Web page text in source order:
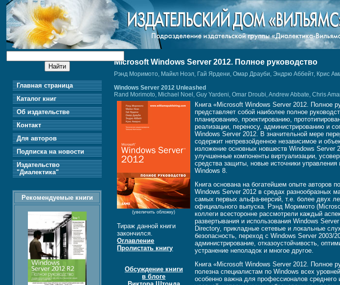
Microsoft Windows Server 2012. Полное руководство
Рэнд Моримото, Майкл Ноэл, Гай Ярдени, Омар Драуби, Эндрю Аббейт, Крис
Windows Server 2012 Unleashed
Rand Morimoto, Michael Noel, Guy Yardeni, Omar Droubi, Andrew Abbate, Chris
(увеличить обложку)
Тираж данной книги
закончился.
Оглавление
Пролистать книгу
Обсуждение книги
в блоге
Книга «Microsoft Windows Server 2012. Полное
представляет собой наиболее полное
планированию, проектированию,
реализации, переносу, администрированию и
Windows Server 2012. В значительной мере
содержит непревзойденное независимое и
изложение основных новшеств Windows Server
улучшенные компоненты виртуализации,
средства защиты, новые источники управления
Windows 8.
Книга основана на богатейшем опыте авторов
Windows Server 2012 в средах разнообразных
самых первых альфа-версий, т.е. более двух
официального выпуска. Рэнд Моримото
коллеги всесторонне рассмотрели каждый
развертывания и использования Windows
Directory, прикладные сетевые и локальные
безопасность, переход с Windows Server 2003/
администрирование, отказоустойчивость,
устранение неполадок и многое другое.
Книга «Microsoft Windows Server 2012. Полное
полезна специалистам по Windows всех
особенно важна для профессионалов среднего
Главная страница
Каталог книг
Об издательстве
Контакт
Для авторов
Подписка на новости
Издательство
"Диалектика"
Рекомендуемые книги